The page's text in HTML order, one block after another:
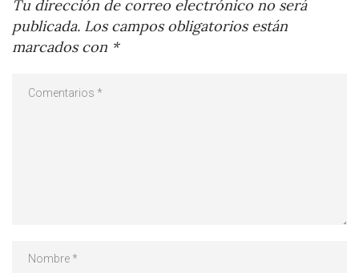
Tu dirección de correo electrónico no será
publicada. Los campos obligatorios están
marcados con *